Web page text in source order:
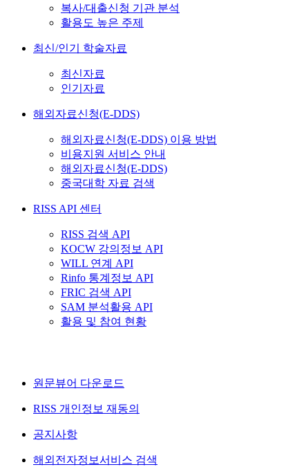
복사/대출신청 기관 분석
활용도 높은 주제
최신/인기 학술자료
최신자료
인기자료
해외자료신청(E-DDS)
해외자료신청(E-DDS) 이용 방법
비용지원 서비스 안내
해외자료신청(E-DDS)
중국대학 자료 검색
RISS API 센터
RISS 검색 API
KOCW 강의정보 API
WILL 연계 API
Rinfo 통계정보 API
FRIC 검색 API
SAM 분석활용 API
활용 및 참여 현황
원문뷰어 다운로드
RISS 개인정보 재동의
공지사항
해외전자정보서비스 검색